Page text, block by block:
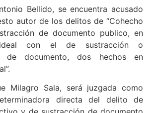
Bellido, se encuentra acusado
autor de los delitos de “Cohecho
de documento publico, en
ideal con el de sustracción o
de documento, dos hechos en
Milagro Sala, será juzgada como
directa del delito de